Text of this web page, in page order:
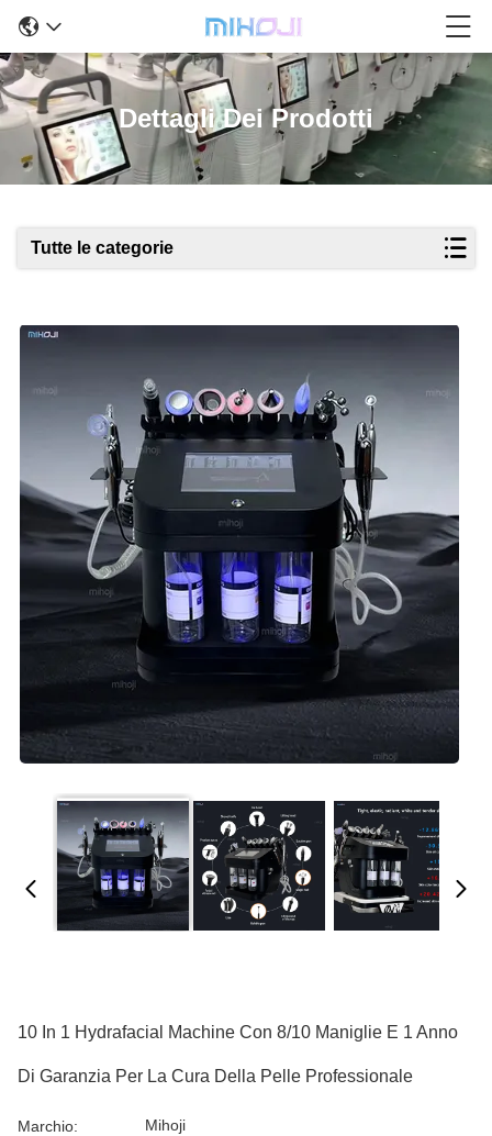
Dettagli Dei Prodotti
Tutte le categorie
10 In 1 Hydrafacial Machine Con 8/10 Maniglie E 1 Anno
Di Garanzia Per La Cura Della Pelle Professionale
Marchio: Mihoji